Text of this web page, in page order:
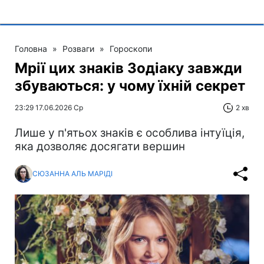
Головна » Розваги » Гороскопи
Мрії цих знаків Зодіаку завжди
збуваються: у чому їхній секрет
23:29 17.06.2026 Ср 2 хв
Лише у п'ятьох знаків є особлива інтуїція,
яка дозволяє досягати вершин
СЮЗАННА АЛЬ МАРІДІ